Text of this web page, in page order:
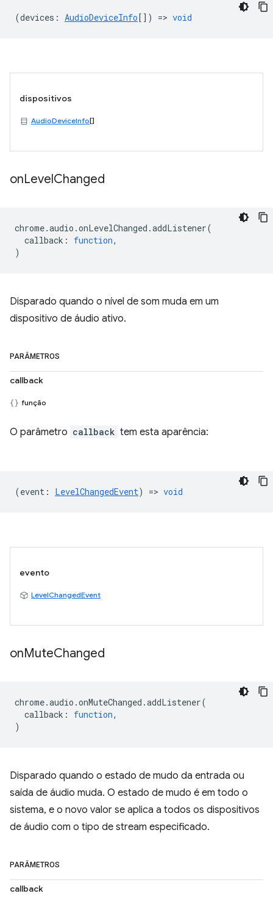
(devices : AudioDeviceInfo[]) => void
dispositivos
AudioDeviceInfo[]
onLevelChanged
chrome.audio .onLevelChanged .addListener(
callback : function,
)
Disparado quando o nível de som muda em um
dispositivo de áudio ativo.
PARÂMETROS
callback
função
O parâmetro callback tem esta aparência:
(event : LevelChangedEvent) => void
evento
LevelChangedEvent
onMuteChanged
chrome.audio .onMuteChanged .addListener(
callback : function,
)
Disparado quando o estado de mudo da entrada ou
saída de áudio muda. O estado de mudo é em todo o
sistema, e o novo valor se aplica a todos os dispositivos
de áudio com o tipo de stream especificado.
PARÂMETROS
callback